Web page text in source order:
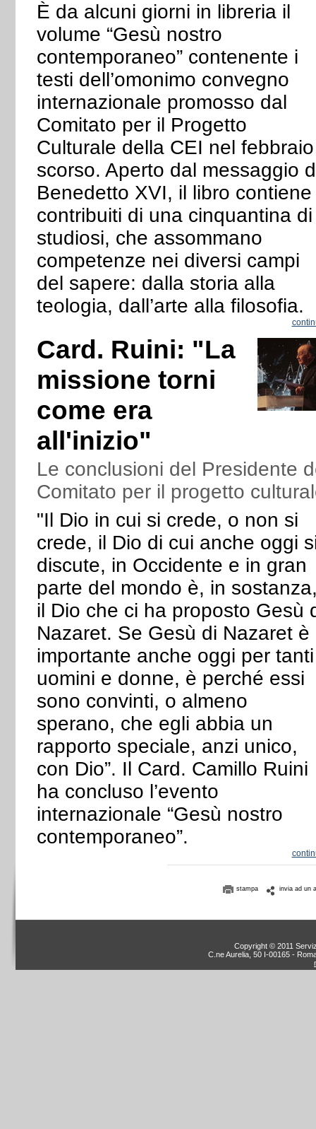
È da alcuni giorni in libreria il
volume “Gesù nostro
contemporaneo” contenente i
testi dell’omonimo convegno
internazionale promosso dal
Comitato per il Progetto
Culturale della CEI nel febbraio
scorso. Aperto dal messaggio
Benedetto XVI, il libro contiene
contribuiti di una cinquantina di
studiosi, che assommano
competenze nei diversi campi
del sapere: dalla storia alla
teologia, dall’arte alla filosofia.
Card. Ruini: "La
missione torni
come era
all'inizio"
Le conclusioni del Presidente
Comitato per il progetto
"Il Dio in cui si crede, o non si
crede, il Dio di cui anche oggi
discute, in Occidente e in gran
parte del mondo è, in
il Dio che ci ha proposto Gesù
Nazaret. Se Gesù di Nazaret è
importante anche oggi per tanti
uomini e donne, è perché essi
sono convinti, o almeno
sperano, che egli abbia un
rapporto speciale, anzi unico,
con Dio”. Il Card. Camillo Ruini
ha concluso l’evento
internazionale “Gesù nostro
contemporaneo”.
stampa invia ad un
Copyright © 2011
C.ne Aurelia, 50 I-00165 -